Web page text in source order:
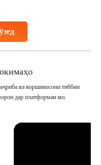
ва коршиносони тиббии
дар платформаи мо.